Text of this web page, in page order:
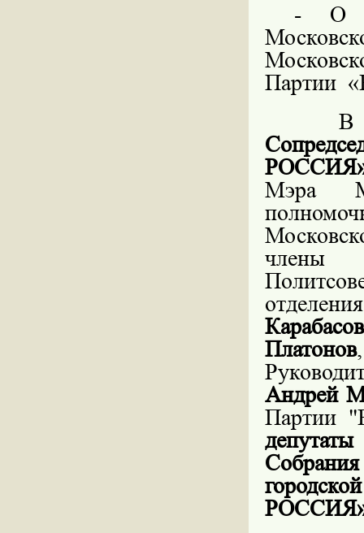
- О
Партии
В
Мэра
члены
Карабасов
Платонов
Андрей
Партии